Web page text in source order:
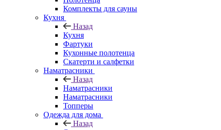
Комплекты для сауны
Кухня
Назад
Кухня
Фартуки
Кухонные полотенца
Скатерти и салфетки
Наматрасники
Назад
Наматрасники
Наматрасники
Топперы
Одежда для дома
Назад